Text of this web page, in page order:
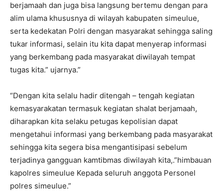
berjamaah dan juga bisa langsung bertemu dengan para
alim ulama khususnya di wilayah kabupaten simeulue,
serta kedekatan Polri dengan masyarakat sehingga saling
tukar informasi, selain itu kita dapat menyerap informasi
yang berkembang pada masyarakat diwilayah tempat
tugas kita.” ujarnya.”
“Dengan kita selalu hadir ditengah – tengah kegiatan
kemasyarakatan termasuk kegiatan shalat berjamaah,
diharapkan kita selaku petugas kepolisian dapat
mengetahui informasi yang berkembang pada masyarakat
sehingga kita segera bisa mengantisipasi sebelum
terjadinya gangguan kamtibmas diwilayah kita,.”himbauan
kapolres simeulue Kepada seluruh anggota Personel
polres simeulue.”